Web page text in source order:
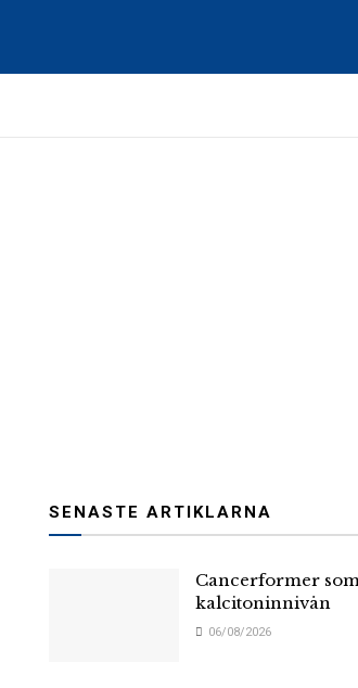
SENASTE ARTIKLARNA
Cancerformer
kalcitoninnivån
06/08/2026